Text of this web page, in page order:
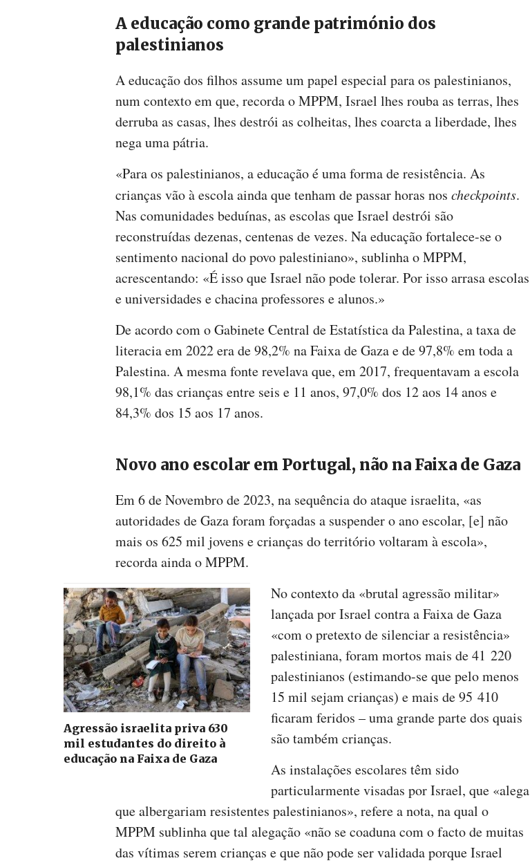
A educação como grande património dos
palestinianos
A educação dos filhos assume um papel especial para os palestinianos,
num contexto em que, recorda o MPPM, Israel lhes rouba as terras, lhes
derruba as casas, lhes destrói as colheitas, lhes coarcta a liberdade, lhes
nega uma pátria.
«Para os palestinianos, a educação é uma forma de resistência. As
crianças vão à escola ainda que tenham de passar horas nos checkpoints.
Nas comunidades beduínas, as escolas que Israel destrói são
reconstruídas dezenas, centenas de vezes. Na educação fortalece-se o
sentimento nacional do povo palestiniano», sublinha o MPPM,
acrescentando: «É isso que Israel não pode tolerar. Por isso arrasa escolas
e universidades e chacina professores e alunos.»
De acordo com o Gabinete Central de Estatística da Palestina, a taxa de
literacia em 2022 era de 98,2% na Faixa de Gaza e de 97,8% em toda a
Palestina. A mesma fonte revelava que, em 2017, frequentavam a escola
98,1% das crianças entre seis e 11 anos, 97,0% dos 12 aos 14 anos e
84,3% dos 15 aos 17 anos.
Novo ano escolar em Portugal, não na Faixa de Gaza
Em 6 de Novembro de 2023, na sequência do ataque israelita, «as
autoridades de Gaza foram forçadas a suspender o ano escolar, [e] não
mais os 625 mil jovens e crianças do território voltaram à escola»,
recorda ainda o MPPM.
Agressão israelita priva 630
mil estudantes do direito à
educação na Faixa de Gaza
No contexto da «brutal agressão militar»
lançada por Israel contra a Faixa de Gaza
«com o pretexto de silenciar a resistência»
palestiniana, foram mortos mais de 41 220
palestinianos (estimando-se que pelo menos
15 mil sejam crianças) e mais de 95 410
ficaram feridos – uma grande parte dos quais
são também crianças.
As instalações escolares têm sido
particularmente visadas por Israel, que «alega
que albergariam resistentes palestinianos», refere a nota, na qual o
MPPM sublinha que tal alegação «não se coaduna com o facto de muitas
das vítimas serem crianças e que não pode ser validada porque Israel